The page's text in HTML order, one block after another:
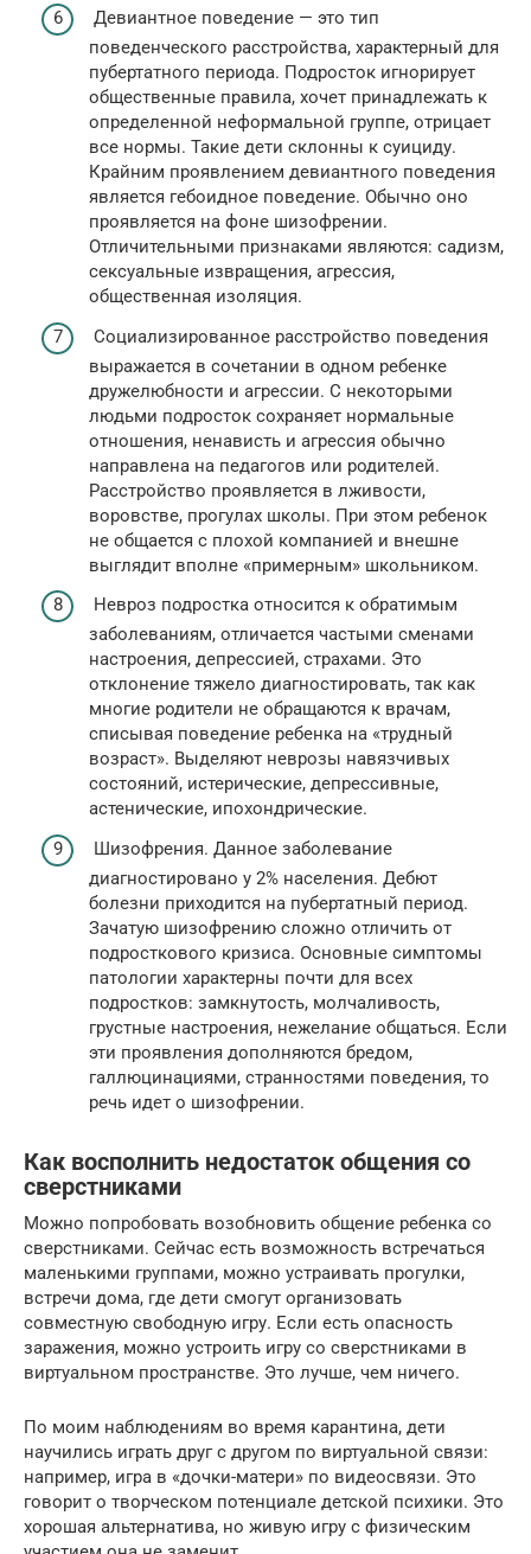
Девиантное поведение — это тип
поведенческого расстройства, характерный для
пубертатного периода. Подросток игнорирует
общественные правила, хочет принадлежать к
определенной неформальной группе, отрицает
все нормы. Такие дети склонны к суициду.
Крайним проявлением девиантного поведения
является гебоидное поведение. Обычно оно
проявляется на фоне шизофрении.
Отличительными признаками являются: садизм,
сексуальные извращения, агрессия,
общественная изоляция.
Социализированное расстройство поведения
выражается в сочетании в одном ребенке
дружелюбности и агрессии. С некоторыми
людьми подросток сохраняет нормальные
отношения, ненависть и агрессия обычно
направлена на педагогов или родителей.
Расстройство проявляется в лживости,
воровстве, прогулах школы. При этом ребенок
не общается с плохой компанией и внешне
выглядит вполне «примерным» школьником.
Невроз подростка относится к обратимым
заболеваниям, отличается частыми сменами
настроения, депрессией, страхами. Это
отклонение тяжело диагностировать, так как
многие родители не обращаются к врачам,
списывая поведение ребенка на «трудный
возраст». Выделяют неврозы навязчивых
состояний, истерические, депрессивные,
астенические, ипохондрические.
Шизофрения. Данное заболевание
диагностировано у 2% населения. Дебют
болезни приходится на пубертатный период.
Зачатую шизофрению сложно отличить от
подросткового кризиса. Основные симптомы
патологии характерны почти для всех
подростков: замкнутость, молчаливость,
грустные настроения, нежелание общаться. Если
эти проявления дополняются бредом,
галлюцинациями, странностями поведения, то
речь идет о шизофрении.
Как восполнить недостаток общения со
сверстниками
Можно попробовать возобновить общение ребенка со
сверстниками. Сейчас есть возможность встречаться
маленькими группами, можно устраивать прогулки,
встречи дома, где дети смогут организовать
совместную свободную игру. Если есть опасность
заражения, можно устроить игру со сверстниками в
виртуальном пространстве. Это лучше, чем ничего.
По моим наблюдениям во время карантина, дети
научились играть друг с другом по виртуальной связи:
например, игра в «дочки-матери» по видеосвязи. Это
говорит о творческом потенциале детской психики. Это
хорошая альтернатива, но живую игру с физическим